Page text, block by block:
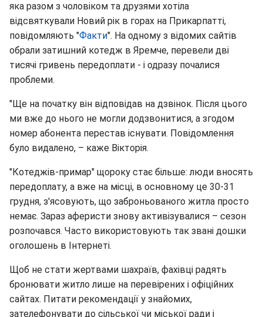
яка разом з чоловіком та друзями хотіла
відсвяткували Новий рік в горах на Прикарпатті,
повідомляють "Факти". На одному з відомих сайтів
обрали затишний котедж в Яремче, перевели дві
тисячі гривень передоплати - і одразу почалися
проблеми.
"Ще на початку він відповідав на дзвінок. Після цього
ми вже до нього не могли додзвонитися, а згодом
номер абонента перестав існувати. Повідомлення
було видалено, – каже Вікторія.
"Котеджів-примар" щороку стає більше: люди вносять
передоплату, а вже на місці, в основному це 30-31
грудня, з'ясовують, що заброньованого житла просто
немає. Зараз аферисти знову активізувалися – сезон
розпочався. Часто використовують так звані дошки
оголошень в Інтернеті.
Щоб не стати жертвами шахраїв, фахівці радять
бронювати житло лише на перевірених і офіційних
сайтах. Питати рекомендації у знайомих,
зателефонувати до сільської чи міської ради і